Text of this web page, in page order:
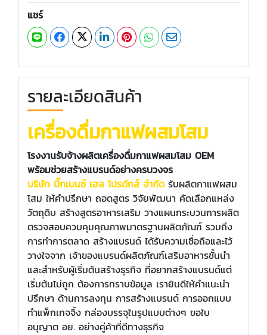
แชร์
รายละเอียดสินค้า
เครื่องดื่มกาแฟผสมโสม
โรงงานรับจ้างผลิตเครื่องดื่มกาแฟผสมโสม OEM
พร้อมช่วยสร้างแบรนด์อย่างครบวงจร
บริษัท บิ๊กเบนซ์ เฮล โปรดักส์ จำกัด รับผลิตกาแฟผสม
โสม ให้คำปรึกษา ถอดสูตร วิจัยพัฒนา คัดเลือกแหล่ง
วัตถุดิบ สร้างสูตรอาหารเสริม วางแผนกระบวนการผลิต
ตรวจสอบควบคุมคุณภาพมาตรฐานผลิตภัณฑ์ รวมถึง
การทำการตลาด สร้างแบรนด์ ได้รับความเชื่อถือและไว้
วางใจจาก เจ้าของแบรนด์ผลิตภัณฑ์เสริมอาหารชั้นนำ
และสำหรับผู้เริ่มต้นสร้างธุรกิจ ที่อยากสร้างแบรนด์แต่
เริ่มต้นไม่ถูก ต้องการทราบข้อมูล เรายินดีให้คำแนะนำ
ปรึกษา ด้านการลงทุน การสร้างแบรนด์ การออกแบบ
ทำแพ็กเกจจิ้ง กล่องบรรจุในรูปแบบต่างๆ ขอใบ
อนุญาต อย. อย่างคู่ค้าที่ดีทางธุรกิจ